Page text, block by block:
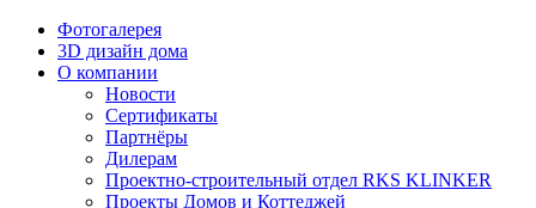
Фотогалерея
3D дизайн дома
О компании
Новости
Сертификаты
Партнёры
Дилерам
Проектно-строительный отдел RKS KLINKER
Проекты Домов и Коттеджей